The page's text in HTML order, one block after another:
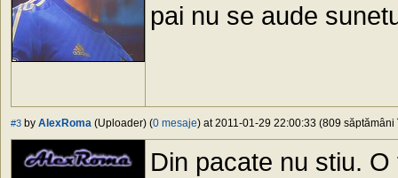
pai nu se aude
#3 by AlexRoma (Uploader) (0 mesaje) at 2011-01-29 22:00:33 (809 săptămâni
Din pacate nu stiu.